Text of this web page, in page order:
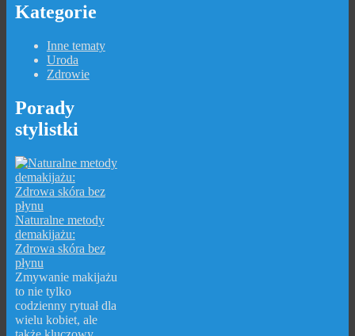
Kategorie
Inne tematy
Uroda
Zdrowie
Porady
stylistki
Naturalne metody
demakijażu:
Zdrowa skóra bez
płynu
Zmywanie makijażu
to nie tylko
codzienny rytuał dla
wielu kobiet, ale